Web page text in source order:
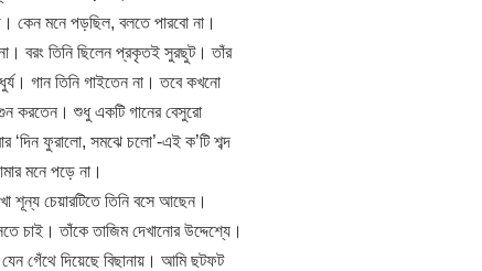
কেন মনে পড়ছিল, বলতে পারবো না।
বরং তিনি ছিলেন প্রকৃতই সুরছুট। তাঁর
গান তিনি গাইতেন না। তবে কখনো
করতেন। শুধু একটি গানের বেসুরো
‘দিন ফুরালো, সমঝে চলো’-এই ক’টি শব্দ
মনে পড়ে না।
শূন্য চেয়ারটিতে তিনি বসে আছেন।
চাই। তাঁকে তাজিম দেখানোর উদ্দেশ্যে।
গেঁথে দিয়েছে বিছানায়। আমি ছটফট